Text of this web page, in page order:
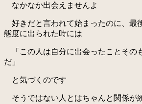
なかなか出会えませんよ
好きだと言われて始まったのに、最
態度に出られた時には
「この人は自分に出会ったことその
だ」
と気づくのです
そうではない人とはちゃんと関係が